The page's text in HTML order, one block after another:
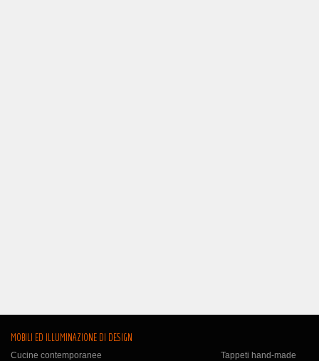
MOBILI ED ILLUMINAZIONE DI DESIGN
Cucine contemporanee
Tappeti hand-made